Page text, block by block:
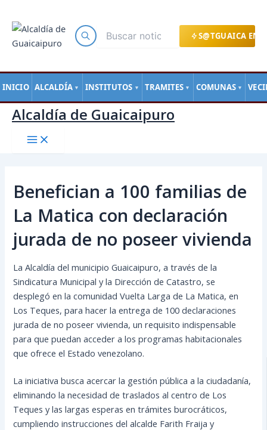
S@TGUAICA EN
INICIO ALCALDÍA ▼ INSTITUTOS ▼ TRAMITES ▼ COMUNAS ▼
contenido
Alcaldía de Guaicaipuro
Benefician a 100 familias de
La Matica con declaración
jurada de no poseer vivienda
La Alcaldía del municipio Guaicaipuro, a través de la
Sindicatura Municipal y la Dirección de Catastro, se
desplegó en la comunidad Vuelta Larga de La Matica, en
Los Teques, para hacer la entrega de 100 declaraciones
jurada de no poseer vivienda, un requisito indispensable
para que puedan acceder a los programas habitacionales
que ofrece el Estado venezolano.
La iniciativa busca acercar la gestión pública a la ciudadanía,
eliminando la necesidad de traslados al centro de Los
Teques y las largas esperas en trámites burocráticos,
cumpliendo instrucciones del alcalde Farith Fraija y
de
entradas